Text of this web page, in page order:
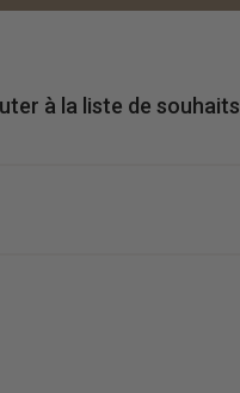
à la liste de souhaits